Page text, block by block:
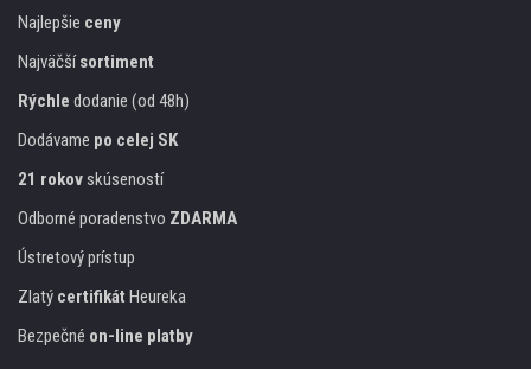
Najlepšie ceny
Najväčšísortiment
Rýchle dodanie (od 48h)
Dodávame po celej SK
21 rokovskúseností
Odborné poradenstvo ZDARMA
Ústretový prístup
Zlatý certifikát Heureka
Bezpečné on-line platby